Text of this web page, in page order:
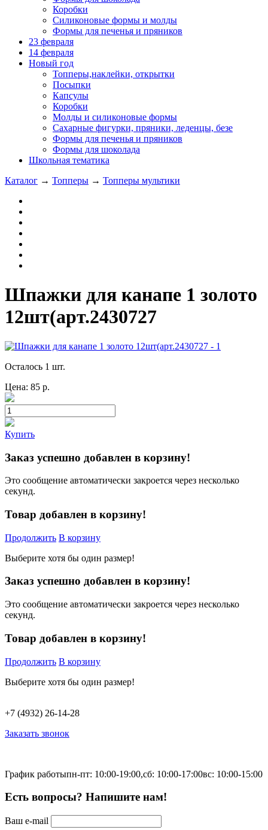
Коробки
Силиконовые формы и молды
Формы для печенья и пряников
23 февраля
14 февраля
Новый год
Топперы,наклейки, открытки
Посыпки
Капсулы
Коробки
Молды и силиконовые формы
Сахарные фигурки, пряники, леденцы, безе
Формы для печенья и пряников
Формы для шоколада
Школьная тематика
Каталог → Топперы → Топперы мультики
Шпажки для канапе 1 золото
12шт(арт.2430727
Осталось 1 шт.
Цена: 85 р.
Купить
Заказ успешно добавлен в корзину!
Это сообщение автоматически закроется через несколько
секунд.
Товар добавлен в корзину!
Продолжить В корзину
Выберите хотя бы один размер!
Заказ успешно добавлен в корзину!
Это сообщение автоматически закроется через несколько
секунд.
Товар добавлен в корзину!
Продолжить В корзину
Выберите хотя бы один размер!
+7 (4932) 26-14-28
Заказать звонок
График работыпн-пт: 10:00-19:00,сб: 10:00-17:00вс: 10:00-15:00
Есть вопросы? Напишите нам!
Ваш e-mail